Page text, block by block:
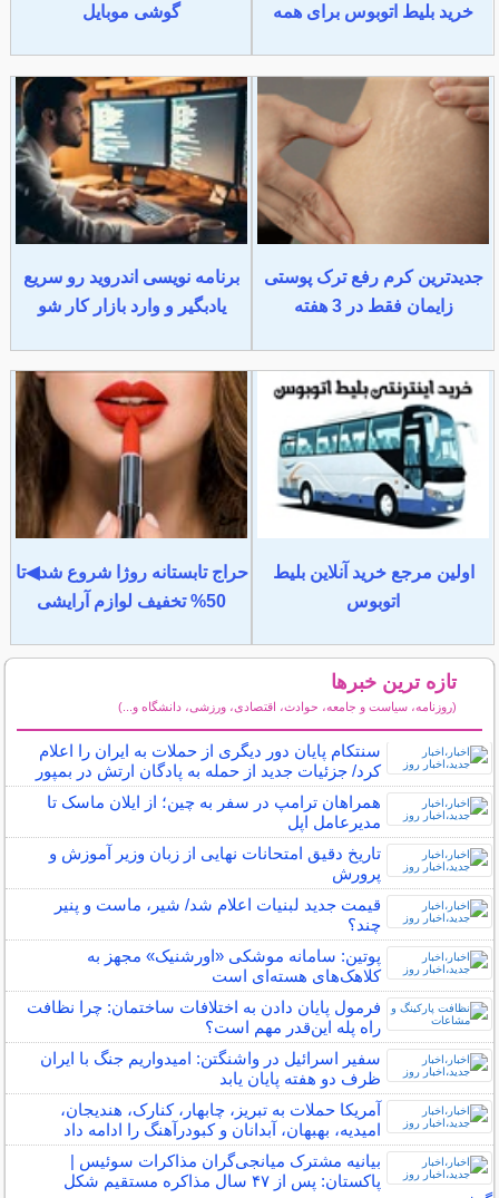
خرید بلیط اتوبوس برای همه
گوشی موبایل
جدیدترین کرم رفع ترک پوستی
زایمان فقط در 3 هفته
برنامه نویسی اندروید رو سریع
یادبگیر و وارد بازار کار شو
اولین مرجع خرید آنلاین بلیط
اتوبوس
حراج تابستانه روژا شروع شد◀تا
50% تخفیف لوازم آرایشی
تازه ترین خبرها
(روزنامه، سیاست و جامعه، حوادث، اقتصادی، ورزشی، دانشگاه و...)
سنتکام پایان دور دیگری از حملات به ایران را اعلام
کرد/ جزئیات جدید از حمله به پادگان ارتش در بمپور
همراهان ترامپ در سفر به چین؛ از ایلان ماسک تا
مدیرعامل اپل
تاریخ دقیق امتحانات نهایی از زبان وزیر آموزش و
پرورش
قیمت جدید لبنیات اعلام شد/ شیر، ماست و پنیر
چند؟
پوتین: سامانه موشکی «اورشنیک» مجهز به
کلاهک‌های هسته‌ای است
فرمول پایان دادن به اختلافات ساختمان: چرا نظافت
راه پله این‌قدر مهم است؟
سفیر اسرائیل در واشنگتن: امیدواریم جنگ با ایران
ظرف دو هفته پایان یابد
آمریکا حملات به تبریز، چابهار، کنارک، هندیجان،
امیدیه، بهبهان، آبدانان و کبودرآهنگ را ادامه داد
بیانیه مشترک میانجی‌گران مذاکرات سوئیس |
پاکستان: پس از ۴۷ سال مذاکره مستقیم شکل